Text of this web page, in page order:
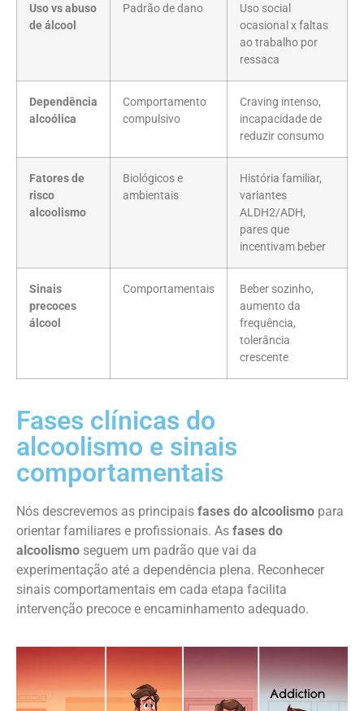
Uso vs abuso
de álcool
Padrão de dano
Uso social
ocasional x faltas
ao trabalho por
ressaca
Dependência
alcoólica
Comportamento
compulsivo
Craving intenso,
incapacidade de
reduzir consumo
Fatores de
risco
alcoolismo
Biológicos e
ambientais
História familiar,
variantes
ALDH2/ADH,
pares que
incentivam beber
Sinais
precoces
álcool
Comportamentais
Beber sozinho,
aumento da
frequência,
tolerância
crescente
Fases clínicas do
alcoolismo e sinais
comportamentais
Nós descrevemos as principais fases do alcoolismo para
orientar familiares e profissionais. As fases do
alcoolismo seguem um padrão que vai da
experimentação até a dependência plena. Reconhecer
sinais comportamentais em cada etapa facilita
intervenção precoce e encaminhamento adequado.